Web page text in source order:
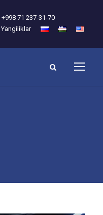
+998 71 237-31-70
Yangiliklar